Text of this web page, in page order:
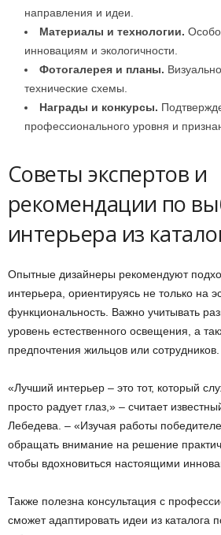
направления и идеи.
Материалы и технологии.
инновациям и экологичности.
Фотогалерея и планы.
технические схемы.
Награды и конкурсы.
профессионального уровня и
Советы экспертов и
рекомендации по
интерьера из
Опытные дизайнеры рекомендуют
интерьера, ориентируясь не только на
функциональность. Важно учитывать
уровень естественного освещения, а
предпочтения жильцов или сотрудников.
«Лучший интерьер – это тот, который
просто радует глаз,» – считает
Лебедева. – «Изучая работы
обращать внимание на решение
чтобы вдохновиться настоящими
Также полезна консультация с
сможет адаптировать идеи из каталога